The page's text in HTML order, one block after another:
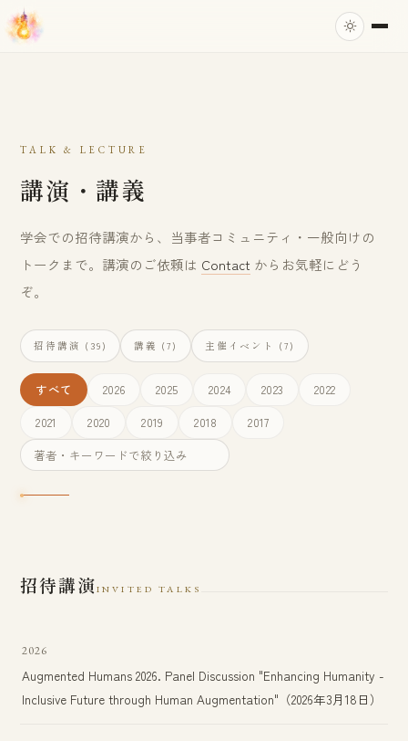
TALK & LECTURE
講演・講義
学会での招待講演から、当事者コミュニティ・一般向けの
トークまで。講演のご依頼は Contact からお気軽にどう
ぞ。
招待講演 (39) 講義 (7) 主催イベント (7)
すべて 2026 2025 2024 2023
2022
2021
2020 2019 2018 2017
招待講演INVITED TALKS
2026
Augmented Humans 2026. Panel Discussion "Enhancing Humanity -
Inclusive Future through Human Augmentation"（2026年3月18日）